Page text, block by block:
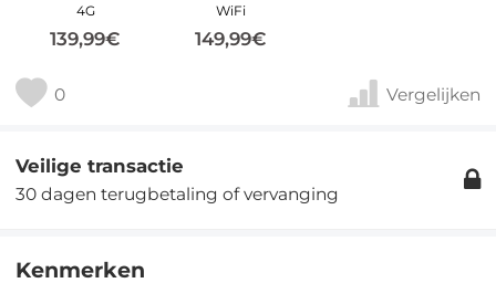
4G
139,99€
WiFi
149,99€
0 Vergelijken
Veilige transactie
30 dagen terugbetaling of vervanging
Kenmerken